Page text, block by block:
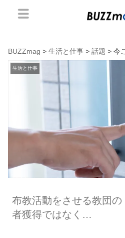
BUZZmag > 生活と仕事 > 話題 > 今
生活と仕事
布教活動をさせる教団
者獲得ではなく…